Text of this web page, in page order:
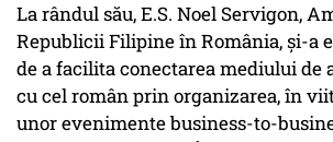
La rândul său, E.S. Noel Servigon,
Republicii Filipine în România, și-a
de a facilita conectarea mediului de
cu cel român prin organizarea, în
unor evenimente business-to-